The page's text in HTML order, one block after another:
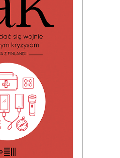
KOSZYKA
SIĘ WOJNIE I
LEKCJA Z
czerwca 2026
32.49
KOSZYKA